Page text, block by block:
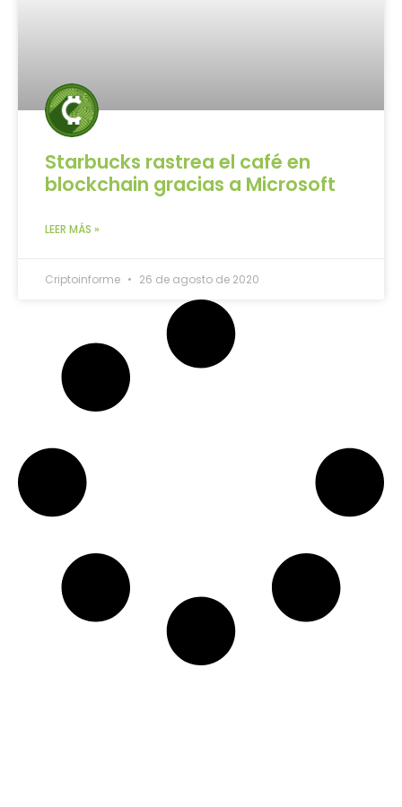
Starbucks rastrea el café en
blockchain gracias a Microsoft
LEER MÁS »
Criptoinforme 26 de agosto de 2020